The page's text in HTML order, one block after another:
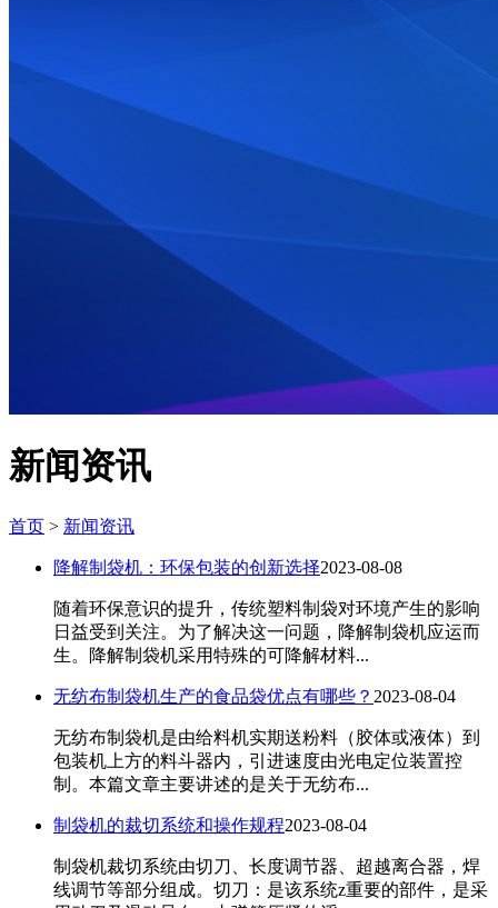
新闻资讯
首页 > 新闻资讯
降解制袋机：环保包装的创新选择2023-08-08
随着环保意识的提升，传统塑料制袋对环境产生的影响
日益受到关注。为了解决这一问题，降解制袋机应运而
生。降解制袋机采用特殊的可降解材料...
无纺布制袋机生产的食品袋优点有哪些？ 2023-08-04
​无纺布制袋机是由给料机实期送粉料（胶体或液体）到
包装机上方的料斗器内，引进速度由光电定位装置控
制。本篇文章主要讲述的是关于无纺布...
制袋机的裁切系统和操作规程2023-08-04
制袋机裁切系统由切刀、长度调节器、超越离合器，焊
线调节等部分组成。切刀：是该系统z重要的部件，是采